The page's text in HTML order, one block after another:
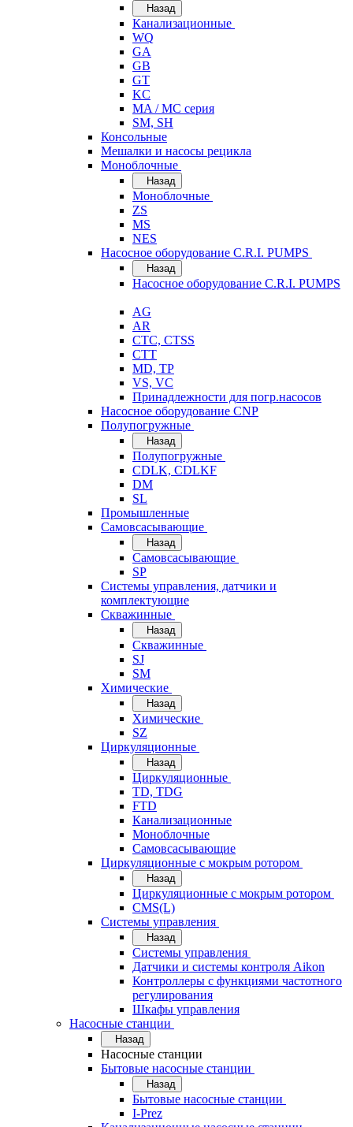
Назад
Канализационные
WQ
GA
GB
GT
KC
MA / MC серия
SM, SH
Консольные
Мешалки и насосы рецикла
Моноблочные
Назад
Моноблочные
ZS
MS
NES
Насосное оборудование C.R.I. PUMPS
Назад
Насосное оборудование C.R.I. PUMPS
AG
AR
CTC, CTSS
CTT
MD, TP
VS, VC
Принадлежности для погр.насосов
Насосное оборудование CNP
Полупогружные
Назад
Полупогружные
CDLK, CDLKF
DM
SL
Промышленные
Самовсасывающие
Назад
Самовсасывающие
SP
Системы управления, датчики и
комплектующие
Скважинные
Назад
Скважинные
SJ
SM
Химические
Назад
Химические
SZ
Циркуляционные
Назад
Циркуляционные
TD, TDG
FTD
Канализационные
Моноблочные
Самовсасывающие
Циркуляционные с мокрым ротором
Назад
Циркуляционные с мокрым ротором
CMS(L)
Системы управления
Назад
Системы управления
Датчики и системы контроля Aikon
Контроллеры с функциями частотного
регулирования
Шкафы управления
Насосные станции
Назад
Насосные станции
Бытовые насосные станции
Назад
Бытовые насосные станции
I-Prez